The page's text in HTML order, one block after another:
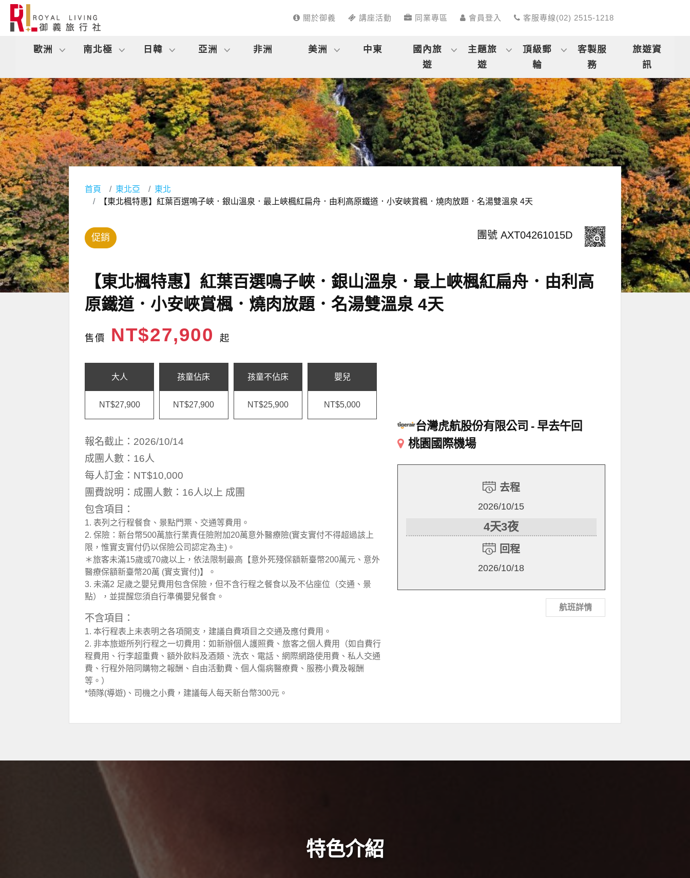
關於御義 講座活動 同業專區 會員登入 客服專線(02) 2515-1218
歐洲 南北極 日韓 亞洲 非洲 美洲 中東
國內旅
遊
主題旅
遊
頂級郵
輪
客製服
務
旅遊資
訊
首頁 東北亞
東北
【東北楓特惠】紅葉百選鳴子峽．銀山溫泉．最上峽楓紅扁舟．由利高原鐵道．小安峽賞楓．燒肉放題．名湯雙溫泉 4天
促銷 團號 AXT04261015D
【東北楓特惠】紅葉百選鳴子峽．銀山溫泉．最上峽楓紅扁舟．由利高
原鐵道．小安峽賞楓．燒肉放題．名湯雙溫泉 4天
售價 NT$27,900起
大人
NT$27,900
孩童佔床
NT$27,900
孩童不佔床
NT$25,900
嬰兒
NT$5,000
報名截止：2026/10/14
成團人數：16人
每人訂金：NT$10,000
團費說明：成團人數：16人以上 成團
包含項目：
1. 表列之行程餐食、景點門票、交通等費用。
2. 保險：新台幣500萬旅行業責任險附加20萬意外醫療險(實支實付不得超過該上
限，惟實支實付仍以保險公司認定為主)。
＊旅客未滿15歲或70歲以上，依法限制最高【意外死殘保額新臺幣200萬元、意外
醫療保額新臺幣20萬 (實支實付)】。
3. 未滿2 足歲之嬰兒費用包含保險，但不含行程之餐食以及不佔座位（交通、景
點），並提醒您須自行準備嬰兒餐食。
不含項目：
1. 本行程表上未表明之各項開支，建議自費項目之交通及應付費用。
2. 非本旅遊所列行程之一切費用：如新辦個人護照費、旅客之個人費用（如自費行
程費用、行李超重費、額外飲料及酒類、洗衣、電話、網際網路使用費、私人交通
費、行程外陪同購物之報酬、自由活動費、個人傷病醫療費、服務小費及報酬
等。）
*領隊(導遊)、司機之小費，建議每人每天新台幣300元。
台灣虎航股份有限公司
早去午回
桃園國際機場
去程
2026/10/15
4天3夜
回程
2026/10/18
航班詳情
特色介紹